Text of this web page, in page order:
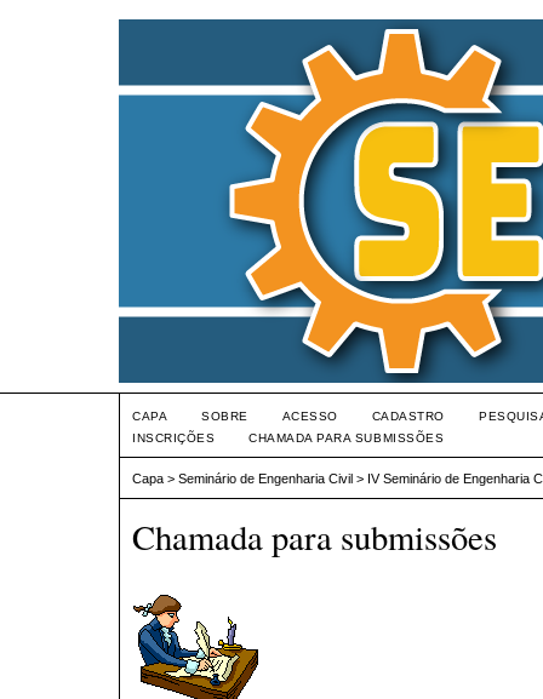
CAPA SOBRE ACESSO CADASTRO
INSCRIÇÕES
CHAMADA PARA SUBMISSÕES
Capa > Seminário de Engenharia Civil > IV Seminário de Engenharia
Chamada para submissões